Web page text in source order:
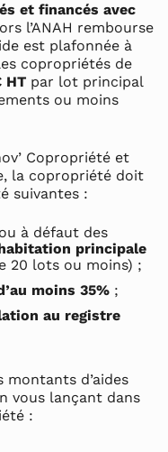
et financés avec
l’ANAH rembourse
est plafonnée à
copropriétés de
HT par lot principal
ou moins
Copropriété et
la copropriété doit
suivantes :
ou à défaut des
principale
20 lots ou moins) ;
moins 35% ;
au registre
d’aides
vous lançant dans
: